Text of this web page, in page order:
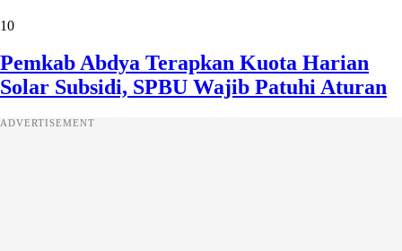
10
Pemkab Abdya Terapkan Kuota Harian
Solar Subsidi, SPBU Wajib Patuhi Aturan
ADVERTISEMENT